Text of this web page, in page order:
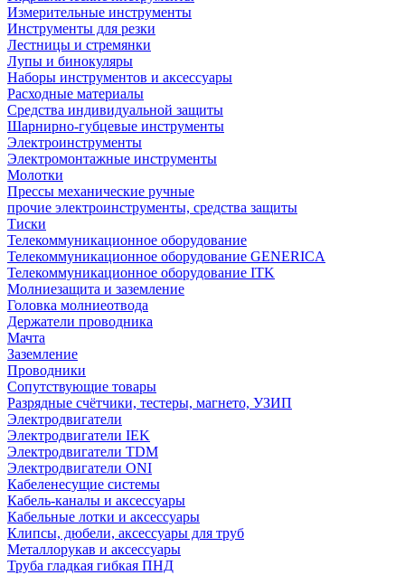
Измерительные инструменты
Инструменты для резки
Лестницы и стремянки
Лупы и бинокуляры
Наборы инструментов и аксессуары
Расходные материалы
Средства индивидуальной защиты
Шарнирно-губцевые инструменты
Электроинструменты
Электромонтажные инструменты
Молотки
Прессы механические ручные
прочие электроинструменты, средства защиты
Тиски
Телекоммуникационное оборудование
Телекоммуникационное оборудование GENERICA
Телекоммуникационное оборудование ITK
Молниезащита и заземление
Головка молниеотвода
Держатели проводника
Мачта
Заземление
Проводники
Сопутствующие товары
Разрядные счётчики, тестеры, магнето, УЗИП
Электродвигатели
Электродвигатели IEK
Электродвигатели TDM
Электродвигатели ONI
Кабеленесущие системы
Кабель-каналы и аксессуары
Кабельные лотки и аксессуары
Клипсы, дюбели, аксессуары для труб
Металлорукав и аксессуары
Труба гладкая гибкая ПНД